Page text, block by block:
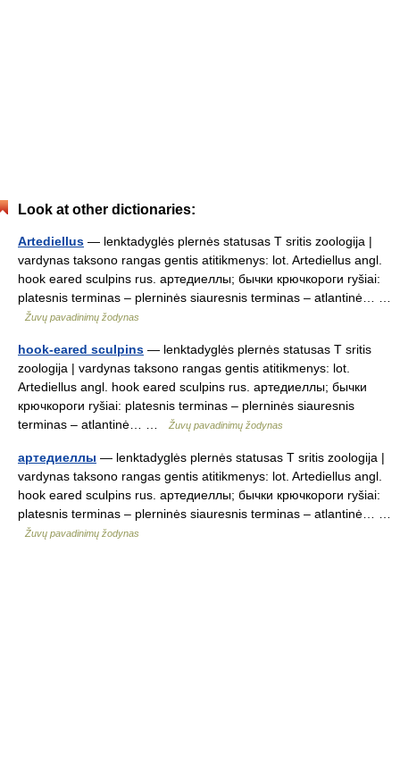
Look at other dictionaries:
Artediellus — lenktadyglės plernės statusas T sritis zoologija |
vardynas taksono rangas gentis atitikmenys: lot. Artediellus angl.
hook eared sculpins rus. артедиеллы; бычки крючкороги ryšiai:
platesnis terminas – plerninės siauresnis terminas – atlantinė… …
Žuvų pavadinimų žodynas
hook-eared sculpins — lenktadyglės plernės statusas T sritis
zoologija | vardynas taksono rangas gentis atitikmenys: lot.
Artediellus angl. hook eared sculpins rus. артедиеллы; бычки
крючкороги ryšiai: platesnis terminas – plerninės siauresnis
terminas – atlantinė… …
Žuvų pavadinimų žodynas
артедиеллы — lenktadyglės plernės statusas T sritis zoologija |
vardynas taksono rangas gentis atitikmenys: lot. Artediellus angl.
hook eared sculpins rus. артедиеллы; бычки крючкороги ryšiai:
platesnis terminas – plerninės siauresnis terminas – atlantinė… …
Žuvų pavadinimų žodynas